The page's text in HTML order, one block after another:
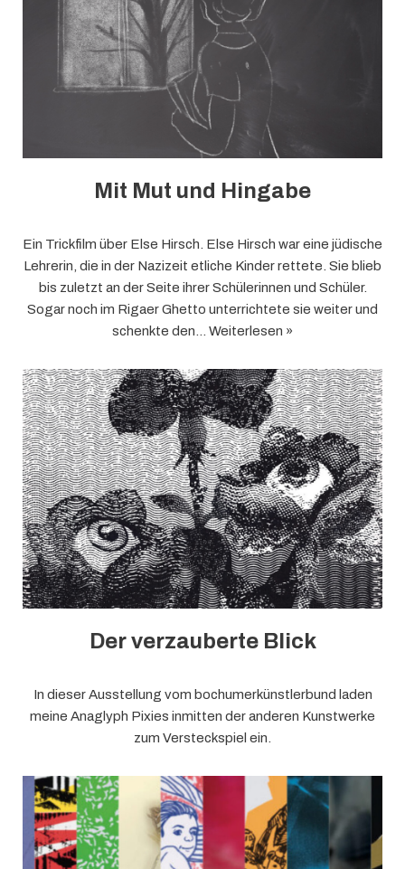
Mit Mut und Hingabe
Ein Trickfilm über Else Hirsch. Else Hirsch war eine jüdische
Lehrerin, die in der Nazizeit etliche Kinder rettete. Sie blieb
bis zuletzt an der Seite ihrer Schülerinnen und Schüler.
Sogar noch im Rigaer Ghetto unterrichtete sie weiter und
schenkte den… Weiterlesen »
Der verzauberte Blick
In dieser Ausstellung vom bochumerkünstlerbund laden
meine Anaglyph Pixies inmitten der anderen Kunstwerke
zum Versteckspiel ein.